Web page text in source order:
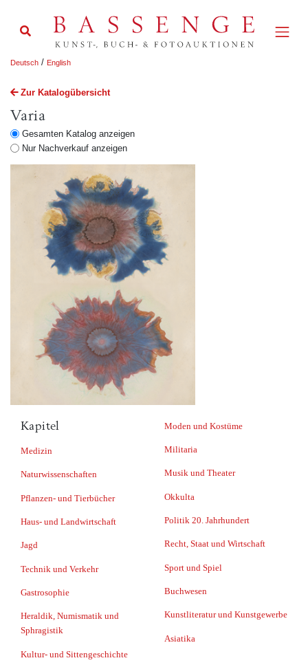
Deutsch / English
Zur Katalogübersicht
Varia
Gesamten Katalog anzeigen
Nur Nachverkauf anzeigen
Kapitel
Medizin
Naturwissenschaften
Pflanzen- und Tierbücher
Haus- und Landwirtschaft
Jagd
Technik und Verkehr
Gastrosophie
Heraldik, Numismatik und
Sphragistik
Kultur- und Sittengeschichte
Moden und Kostüme
Militaria
Musik und Theater
Okkulta
Politik 20. Jahrhundert
Recht, Staat und Wirtschaft
Sport und Spiel
Buchwesen
Kunstliteratur und Kunstgewerbe
Asiatika